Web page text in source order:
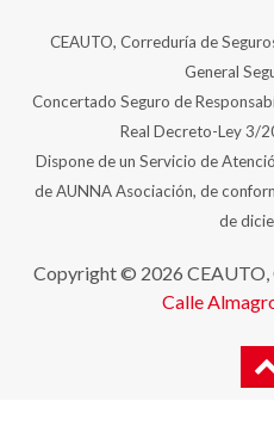
CEAUTO, Correduría de
General
Concertado Seguro de
Real Decreto-Ley 3/
Dispone de un Servicio de
de AUNNA Asociación, de
de
Copyright © 2026 CEAUTO,
Calle